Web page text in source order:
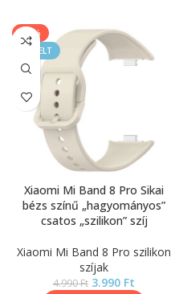
-20%
KIEMELT
Xiaomi Mi Band 8 Pro Sikai
bézs színű „hagyományos”
csatos „szilikon” szíj
Xiaomi Mi Band 8 Pro szilikon
szíjak
4.990Ft 3.990 Ft